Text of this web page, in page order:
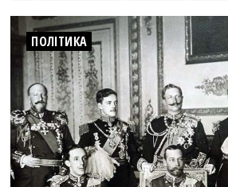
ПОЛІТИКА